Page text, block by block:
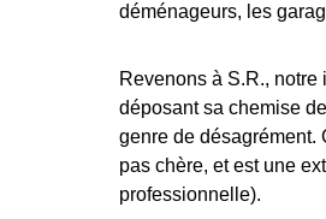
déménageurs, les
Revenons à S.R.,
déposant sa chemise
genre de désagrément.
pas chère, et est une
professionnelle).